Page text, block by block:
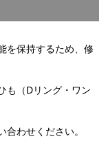
を保持するため、修
も（Dリング・ワン
わせください。